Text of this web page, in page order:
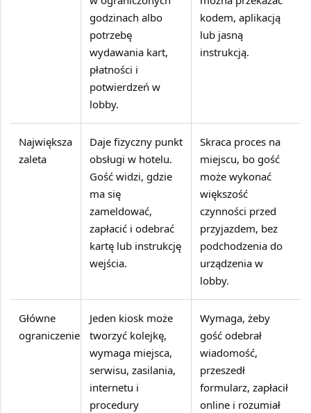
godzinach albo
potrzebę
wydawania kart,
płatności i
potwierdzeń w
lobby.
kodem, aplikacją
lub jasną
instrukcją.
Największa
zaleta
Daje fizyczny punkt
obsługi w hotelu.
Gość widzi, gdzie
ma się
zameldować,
zapłacić i odebrać
kartę lub instrukcję
wejścia.
Skraca proces na
miejscu, bo gość
może wykonać
większość
czynności przed
przyjazdem, bez
podchodzenia do
urządzenia w
lobby.
Główne
ograniczenie
Jeden kiosk może
tworzyć kolejkę,
wymaga miejsca,
serwisu, zasilania,
internetu i
procedury
Wymaga, żeby
gość odebrał
wiadomość,
przeszedł
formularz, zapłacił
online i rozumiał